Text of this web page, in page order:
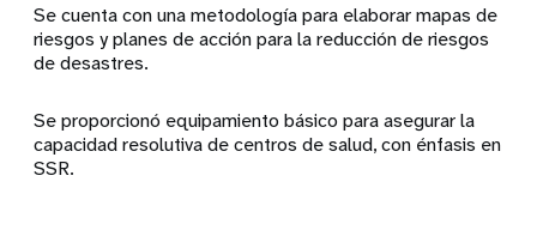
Se cuenta con una metodología para elaborar mapas de
riesgos y planes de acción para la reducción de riesgos
de desastres.
Se proporcionó equipamiento básico para asegurar la
capacidad resolutiva de centros de salud, con énfasis en
SSR.